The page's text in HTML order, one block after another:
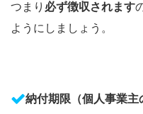
つまり 必ず徴収されます
ようにしましょう。
納付期限（個人事業主